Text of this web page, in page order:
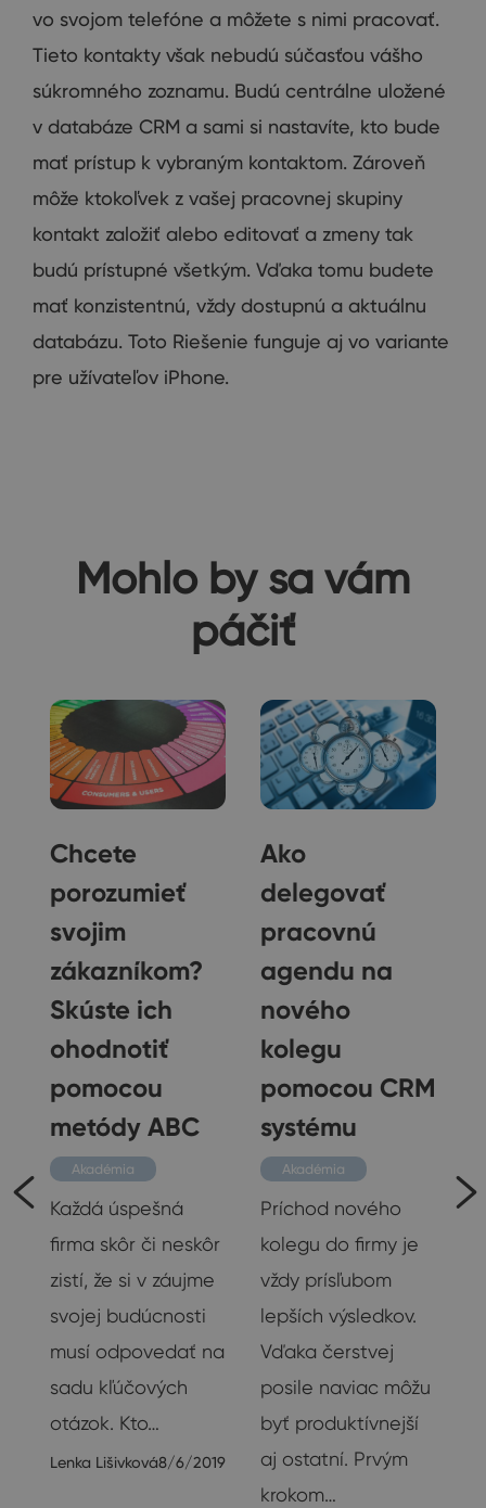
vo svojom telefóne a môžete s nimi pracovať.
Tieto kontakty však nebudú súčasťou vášho
súkromného zoznamu. Budú centrálne uložené
v databáze CRM a sami si nastavíte, kto bude
mať prístup k vybraným kontaktom. Zároveň
môže ktokoľvek z vašej pracovnej skupiny
kontakt založiť alebo editovať a zmeny tak
budú prístupné všetkým. Vďaka tomu budete
mať konzistentnú, vždy dostupnú a aktuálnu
databázu. Toto Riešenie funguje aj vo variante
pre užívateľov iPhone.
Mohlo by sa vám
páčiť
Chcete
porozumieť
svojim
zákazníkom?
Skúste ich
ohodnotiť
pomocou
metódy ABC
Akadémia
Každá úspešná
firma skôr či neskôr
zistí, že si v záujme
svojej budúcnosti
musí odpovedať na
sadu kľúčových
otázok. Kto…
Lenka Lišivková8/6/2019
Ako
delegovať
pracovnú
agendu na
nového
kolegu
pomocou CRM
systému
Akadémia
Príchod nového
kolegu do firmy je
vždy prísľubom
lepších výsledkov.
Vďaka čerstvej
posile naviac môžu
byť produktívnejší
aj ostatní. Prvým
krokom…